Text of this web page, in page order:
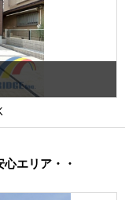
エリア・・